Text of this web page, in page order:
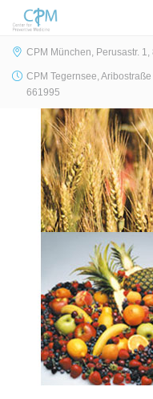
CPM München, Perusastr.
CPM Tegernsee,
661995